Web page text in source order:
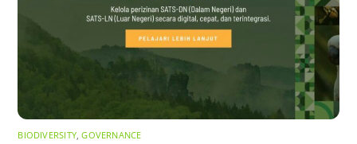
BIODIVERSITY,GOVERNANCE